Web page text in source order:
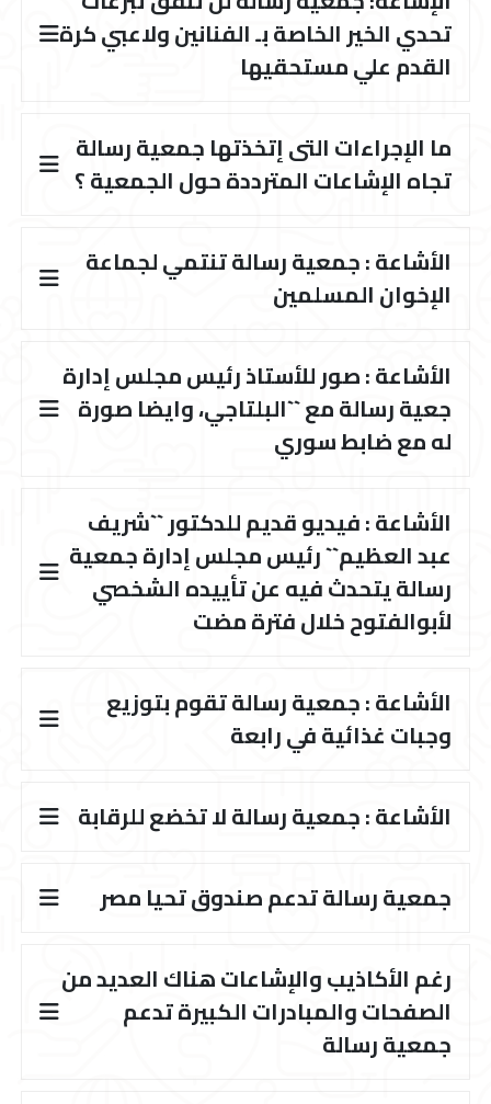
تحدي الخير الخاصة بـ الفنانين ولاعبي كرة
القدم علي مستحقيها
ما الإجراءات التى إتخذتها جمعية رسالة
تجاه الإشاعات المترددة حول الجمعية ؟
الأشاعة : جمعية رسالة تنتمي لجماعة
الإخوان المسلمين
الأشاعة : صور للأستاذ رئيس مجلس إدارة
جعية رسالة مع ``البلتاجي، وايضا صورة
له مع ضابط سوري
الأشاعة : فيديو قديم للدكتور ``شريف
عبد العظيم`` رئيس مجلس إدارة جمعية
رسالة يتحدث فيه عن تأييده الشخصي
لأبوالفتوح خلال فترة مضت
الأشاعة : جمعية رسالة تقوم بتوزيع
وجبات غذائية في رابعة
الأشاعة : جمعية رسالة لا تخضع للرقابة
جمعية رسالة تدعم صندوق تحيا مصر
رغم الأكاذيب والإشاعات هناك العديد من
الصفحات والمبادرات الكبيرة تدعم
جمعية رسالة